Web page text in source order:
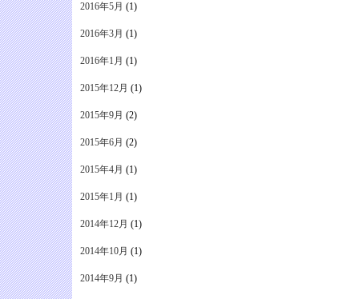
2016年5月 (1)
2016年3月 (1)
2016年1月 (1)
2015年12月 (1)
2015年9月 (2)
2015年6月 (2)
2015年4月 (1)
2015年1月 (1)
2014年12月 (1)
2014年10月 (1)
2014年9月 (1)